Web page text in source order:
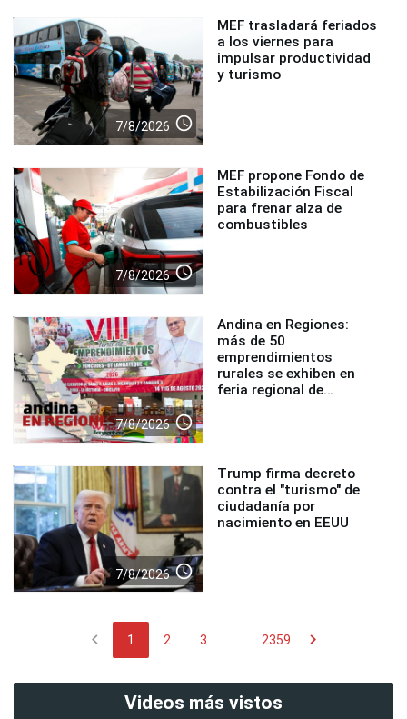
7/8/2026 access_time
MEF trasladará feriados
a los viernes para
impulsar productividad
y turismo
7/8/2026 access_time
MEF propone Fondo de
Estabilización Fiscal
para frenar alza de
combustibles
7/8/2026 access_time
Andina en Regiones:
más de 50
emprendimientos
rurales se exhiben en
feria regional de
7/8/2026 access_time
Trump firma decreto
contra el "turismo" de
ciudadanía por
nacimiento en EEUU
chevron_left 1 2 3 ... 2359 chevron_right
Videos más vistos